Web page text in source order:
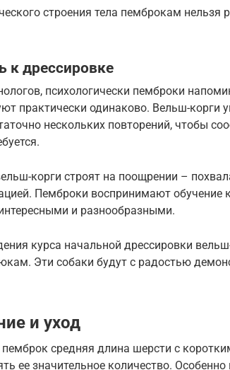
строения тела пемброкам
к дрессировке
психологически пемброки
практически одинаково. Вельш-
нескольких повторений, чтобы
корги строят на поощрении –
Пемброки воспринимают обучение
и разнообразными.
курса начальной дрессировки
Эти собаки будут с радостью
и уход
средняя длина шерсти с
ее значительное количество.